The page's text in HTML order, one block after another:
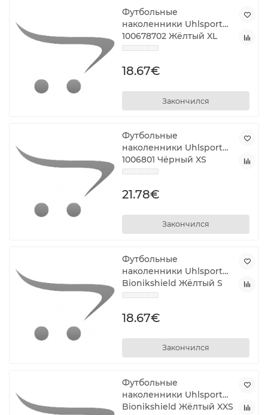
Футбольные
наколенники Uhlsport
100678702 Жёлтый XL
18.67€
Закончился
Футбольные
наколенники Uhlsport
1006801 Чёрный XS
21.78€
Закончился
Футбольные
наколенники Uhlsport
Bionikshield Жёлтый S
18.67€
Закончился
Футбольные
наколенники Uhlsport
Bionikshield Жёлтый XXS